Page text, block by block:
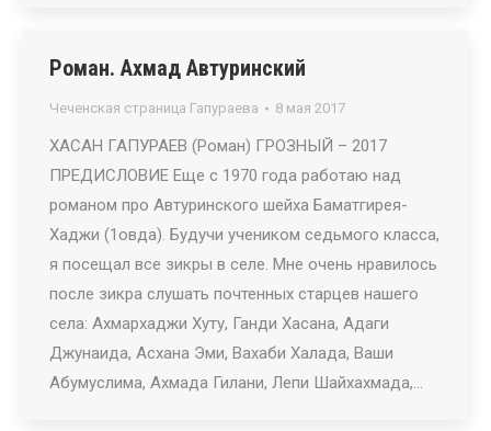
Роман. Ахмад Автуринский
Чеченская страница Гапураева 8 мая 2017
ХАСАН ГАПУРАЕВ (Роман) ГРОЗНЫЙ – 2017
ПРЕДИСЛОВИЕ Еще с 1970 года работаю над
романом про Автуринского шейха Баматгирея-
Хаджи (1овда). Будучи учеником седьмого класса,
я посещал все зикры в селе. Мне очень нравилось
после зикра слушать почтенных старцев нашего
села: Ахмархаджи Хуту, Ганди Хасана, Адаги
Джунаида, Асхана Эми, Вахаби Халада, Ваши
Абумуслима, Ахмада Гилани, Лепи Шайхахмада,…